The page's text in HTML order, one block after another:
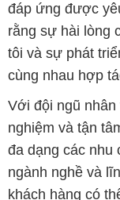
đáp ứng được
rằng sự hài lòng
tôi và sự phát
cùng nhau hợp
Với đội ngũ nhân
nghiệm và tận
đa dạng các nhu
ngành nghề và
khách hàng có